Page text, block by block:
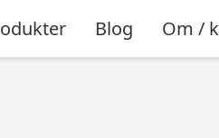
Blog Om /